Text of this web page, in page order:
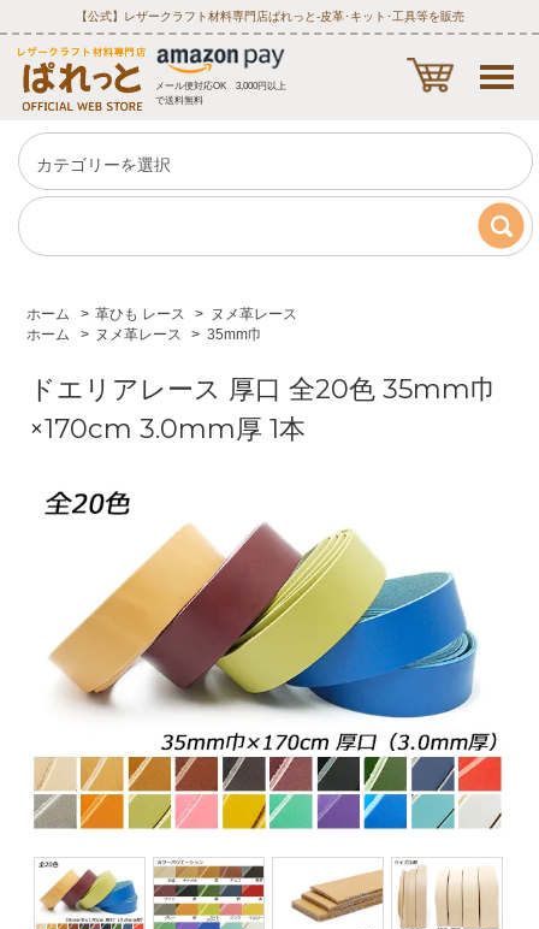
【公式】レザークラフト材料専門店ぱれっと‐皮革･キット･工具等を販売
メール便対応OK 3,000円以上
で送料無料
ホーム > 革ひも レース > ヌメ革レース
ホーム
> ヌメ革レース > 35mm巾
ドエリアレース 厚口 全20色 35mm巾
×170cm 3.0mm厚 1本